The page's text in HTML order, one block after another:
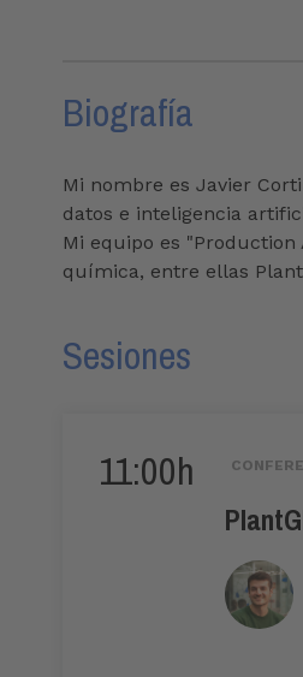
Biografía
Mi nombre es Javier
datos e inteligencia
Mi equipo es
química, entre ellas
Sesiones
11:00h